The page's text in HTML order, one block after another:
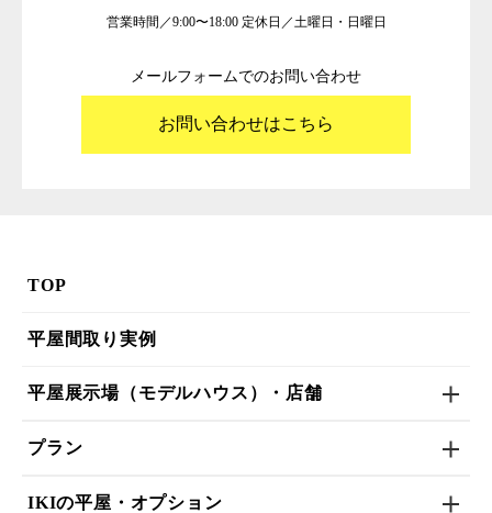
営業時間／9:00〜18:00 定休日／土曜日・日曜日
メールフォームでのお問い合わせ
お問い合わせはこちら
TOP
平屋間取り実例
平屋展示場（モデルハウス）・店舗
プラン
IKIの平屋・オプション